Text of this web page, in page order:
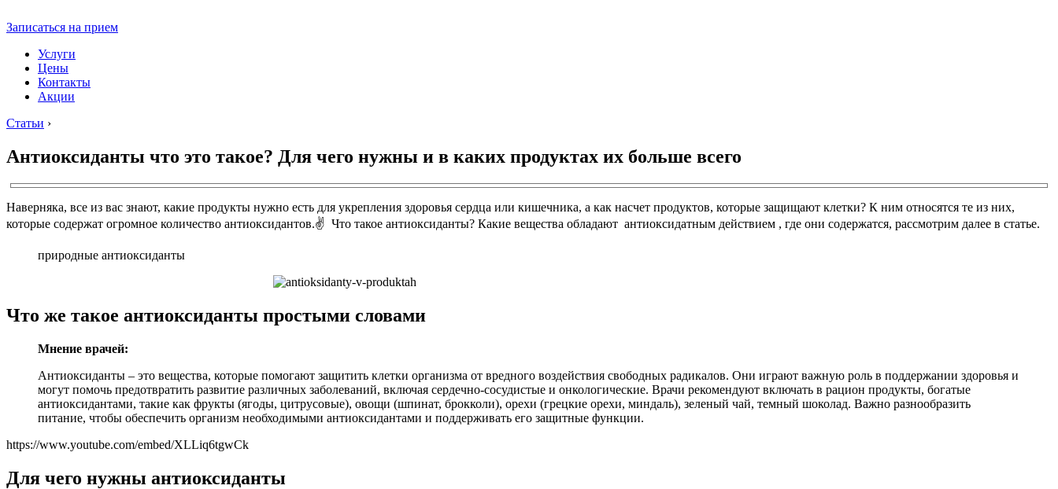
Записаться на прием
Услуги
Цены
Контакты
Акции
Статьи ›
Антиоксиданты что это такое? Для чего нужны и в каких продуктах их больше всего
Наверняка, все из вас знают, какие продукты нужно есть для укрепления здоровья сердца или кишечника, а как насчет продуктов, которые защищают клетки? К ним относятся те из них,
которые содержат огромное количество антиоксидантов.✌️ Что такое антиоксиданты? Какие вещества обладают антиоксидатным действием , где они содержатся, рассмотрим далее в статье.
природные антиоксиданты
Что же такое антиоксиданты простыми словами
Мнение врачей:
Антиоксиданты – это вещества, которые помогают защитить клетки организма от вредного воздействия свободных радикалов. Они играют важную роль в поддержании здоровья и
могут помочь предотвратить развитие различных заболеваний, включая сердечно-сосудистые и онкологические. Врачи рекомендуют включать в рацион продукты, богатые
антиоксидантами, такие как фрукты (ягоды, цитрусовые), овощи (шпинат, брокколи), орехи (грецкие орехи, миндаль), зеленый чай, темный шоколад. Важно разнообразить
питание, чтобы обеспечить организм необходимыми антиоксидантами и поддерживать его защитные функции.
https://www.youtube.com/embed/XLLiq6tgwCk
Для чего нужны антиоксиданты